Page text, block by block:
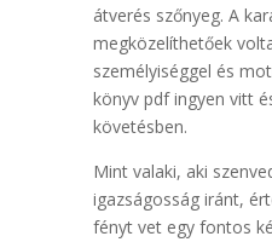
átverés szőnyeg. A
megközelíthetőek
személyiséggel és
könyv pdf ingyen vitt
követésben.
Mint valaki, aki
igazságosság iránt,
fényt vet egy fontos